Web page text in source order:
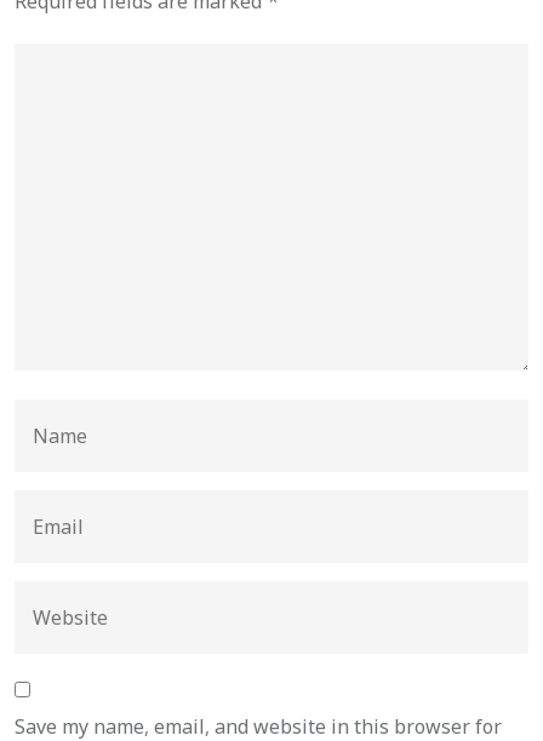
Save my name, email, and website in this browser for